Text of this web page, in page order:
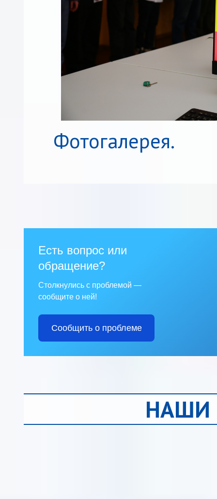
Фотогалерея.
Есть вопрос или
обращение?
Столкнулись с проблемой —
сообщите о ней!
Сообщить о проблеме
НАШИ